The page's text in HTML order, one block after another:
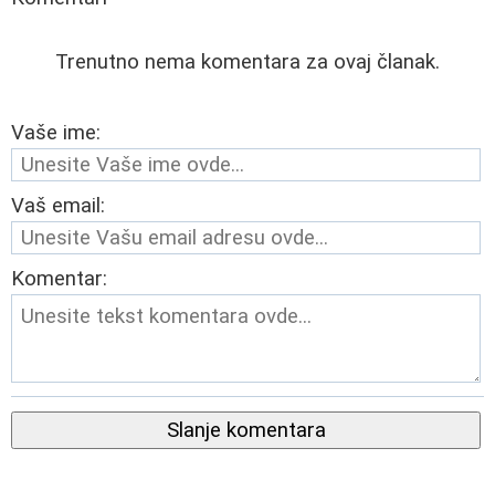
Trenutno nema komentara za ovaj članak.
Vaše ime:
Vaš email:
Komentar:
Slanje komentara